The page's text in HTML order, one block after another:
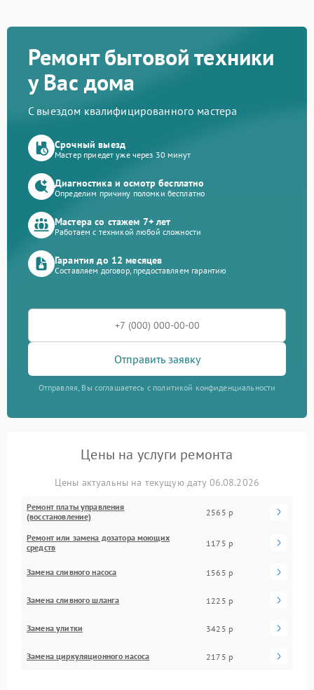
Ремонт бытовой техники
у Вас дома
С выездом квалифицированного мастера
Срочный выезд
Мастер приедет уже через 30 минут
Диагностика и осмотр бесплатно
Определим причину поломки бесплатно
Мастера со стажем 7+ лет
Работаем с техникой любой сложности
Гарантия до 12 месяцев
Составляем договор, предоставляем гарантию
Отправить заявку
Отправляя, Вы соглашаетесь с политикой конфиденциальности
Цены на услуги ремонта
Цены актуальны на текущую дату 06.08.2026
Ремонт платы управления
(восстановление)
2565 р
Ремонт или замена дозатора моющих
средств
1175 р
Замена сливного насоса 1565 р
Замена сливного шланга 1225 р
Замена улитки 3425 р
Замена циркуляционного насоса 2175 р